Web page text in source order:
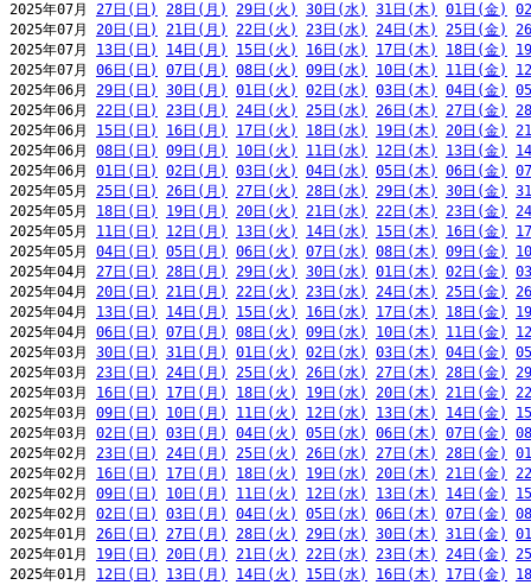
2025年07月 27日(日) 28日(月) 29日(火) 30日(水) 31日(木) 01日(金)
2025年07月 20日(日) 21日(月) 22日(火) 23日(水) 24日(木) 25日(金)
2025年07月 13日(日) 14日(月) 15日(火) 16日(水) 17日(木) 18日(金)
2025年07月 06日(日) 07日(月) 08日(火) 09日(水) 10日(木) 11日(金)
2025年06月 29日(日) 30日(月) 01日(火) 02日(水) 03日(木) 04日(金)
2025年06月 22日(日) 23日(月) 24日(火) 25日(水) 26日(木) 27日(金)
2025年06月 15日(日) 16日(月) 17日(火) 18日(水) 19日(木) 20日(金)
2025年06月 08日(日) 09日(月) 10日(火) 11日(水) 12日(木) 13日(金)
2025年06月 01日(日) 02日(月) 03日(火) 04日(水) 05日(木) 06日(金)
2025年05月 25日(日) 26日(月) 27日(火) 28日(水) 29日(木) 30日(金)
2025年05月 18日(日) 19日(月) 20日(火) 21日(水) 22日(木) 23日(金)
2025年05月 11日(日) 12日(月) 13日(火) 14日(水) 15日(木) 16日(金)
2025年05月 04日(日) 05日(月) 06日(火) 07日(水) 08日(木) 09日(金)
2025年04月 27日(日) 28日(月) 29日(火) 30日(水) 01日(木) 02日(金)
2025年04月 20日(日) 21日(月) 22日(火) 23日(水) 24日(木) 25日(金)
2025年04月 13日(日) 14日(月) 15日(火) 16日(水) 17日(木) 18日(金)
2025年04月 06日(日) 07日(月) 08日(火) 09日(水) 10日(木) 11日(金)
2025年03月 30日(日) 31日(月) 01日(火) 02日(水) 03日(木) 04日(金)
2025年03月 23日(日) 24日(月) 25日(火) 26日(水) 27日(木) 28日(金)
2025年03月 16日(日) 17日(月) 18日(火) 19日(水) 20日(木) 21日(金)
2025年03月 09日(日) 10日(月) 11日(火) 12日(水) 13日(木) 14日(金)
2025年03月 02日(日) 03日(月) 04日(火) 05日(水) 06日(木) 07日(金)
2025年02月 23日(日) 24日(月) 25日(火) 26日(水) 27日(木) 28日(金)
2025年02月 16日(日) 17日(月) 18日(火) 19日(水) 20日(木) 21日(金)
2025年02月 09日(日) 10日(月) 11日(火) 12日(水) 13日(木) 14日(金)
2025年02月 02日(日) 03日(月) 04日(火) 05日(水) 06日(木) 07日(金)
2025年01月 26日(日) 27日(月) 28日(火) 29日(水) 30日(木) 31日(金)
2025年01月 19日(日) 20日(月) 21日(火) 22日(水) 23日(木) 24日(金)
2025年01月 12日(日) 13日(月) 14日(火) 15日(水) 16日(木) 17日(金)